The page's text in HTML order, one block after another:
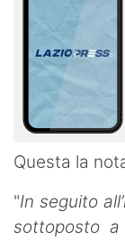
Questa la
"In seguito
sottoposto